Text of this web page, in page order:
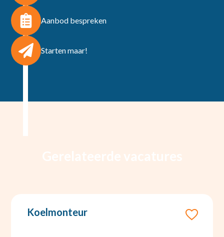
Aanbod bespreken
Starten maar!
Koelmonteur